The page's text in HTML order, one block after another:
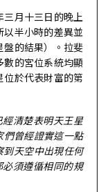
三月十三日的晚上
以半小時的差異並
盤的結果）。拉斐
數的宮位系統均顯
位於代表財富的第
經清楚表明天王星
曾經證實這一點
天空中出現任何
須遵循相同的規